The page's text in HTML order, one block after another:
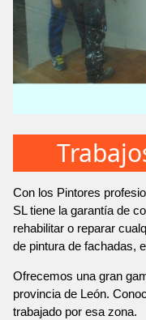
Con los Pintores
SL tiene la garantía de
rehabilitar o reparar
de pintura de fachadas,
Ofrecemos una gran
provincia de León.
trabajado por esa zona.